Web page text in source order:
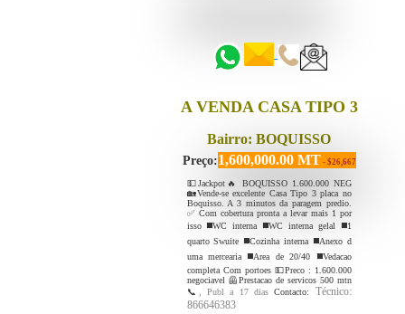
A VENDA CASA TIPO 3
Bairro: BOQUISSO
Preço:1,600,000.00 MT - $26,667
💵Jackpot🔥 BOQUISSO 1.600.000 NEG
🏡Vende-se excelente Casa Tipo 3 placa no
Boquisso. A 3 minutos da paragem predio.
✅ Com cobertura pronta a levar mais 1 por
isso ◼️WC interna ◼️WC interna gelal ◼️1
quarto Swuite ◼️Cozinha interna ◼️Anexo d
uma mercearia ◼️Area de 20/40 ◼️Vedacao
completa Com portoes 💵Preco : 1.600.000
negociavel 🦺Prestacao de servicos 500 mtn
📞
, Publ a 17 diasContacto: Técnico:
866646383